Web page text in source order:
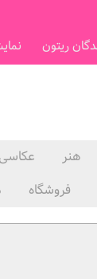
ریتون
هنر عکاسی
فروشگاه